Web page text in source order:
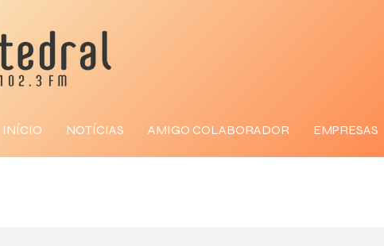
INÍCIO NOTÍCIAS AMIGO COLABORADOR EMPRESAS